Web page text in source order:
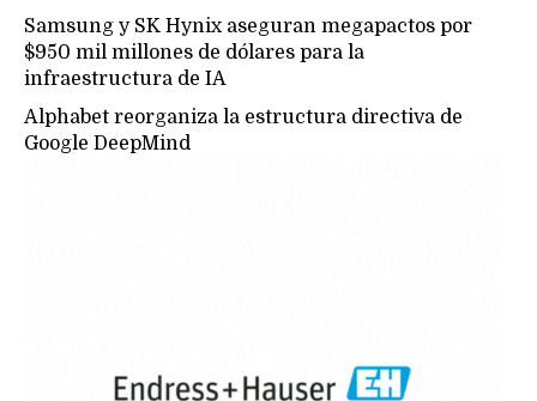
Samsung y SK Hynix aseguran megapactos por
$950 mil millones de dólares para la
infraestructura de IA
Alphabet reorganiza la estructura directiva de
Google DeepMind